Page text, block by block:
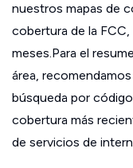
nuestros mapas de
cobertura de la FCC,
meses.Para el
área,
búsqueda por
cobertura más
de servicios de